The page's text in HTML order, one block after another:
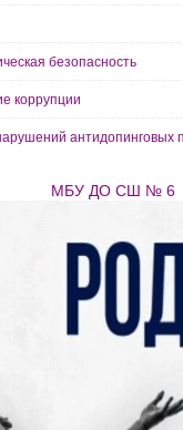
безопасность
коррупции
антидопинговых
МБУ ДО СШ № 6